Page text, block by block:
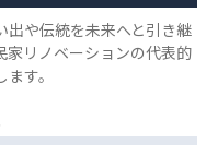
出や伝統を未来へと引き継
家リノベーションの代表的
す。